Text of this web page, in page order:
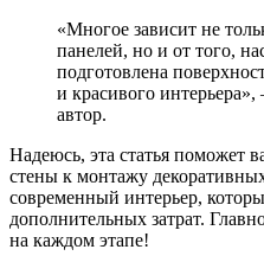
«Многое зависит не
панелей, но и от того,
подготовлена
и красивого
автор.
Надеюсь, эта статья поможет
стены к монтажу
современный интерьер,
дополнительных затрат.
на каждом этапе!